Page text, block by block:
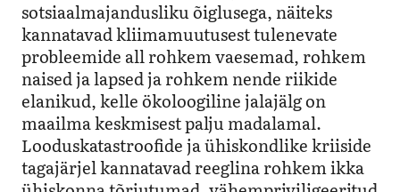
sotsiaalmajandusliku õiglusega, näiteks
kannatavad kliimamuutusest tulenevate
probleemide all rohkem vaesemad, rohkem
naised ja lapsed ja rohkem nende riikide
elanikud, kelle ökoloogiline jalajälg on
maailma keskmisest palju madalamal.
Looduskatastroofide ja ühiskondlike kriiside
tagajärjel kannatavad reeglina rohkem ikka